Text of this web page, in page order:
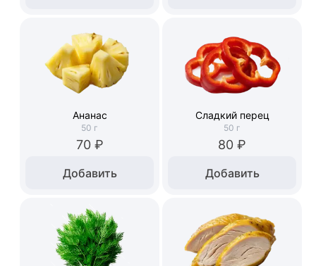
Ананас
50 г
70 ₽
Добавить
Сладкий перец
50 г
80 ₽
Добавить